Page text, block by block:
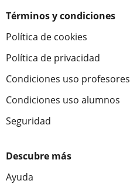
Términos y condiciones
Política de cookies
Política de privacidad
Condiciones uso profesores
Condiciones uso alumnos
Seguridad
Descubre más
Ayuda